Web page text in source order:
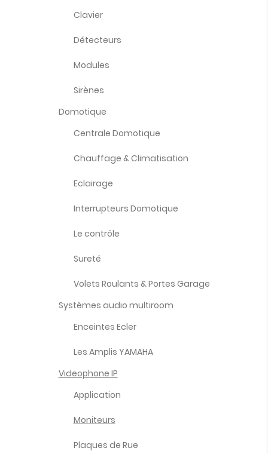
Clavier
Détecteurs
Modules
Sirènes
Domotique
Centrale Domotique
Chauffage & Climatisation
Eclairage
Interrupteurs Domotique
Le contrôle
Sureté
Volets Roulants & Portes Garage
Systèmes audio multiroom
Enceintes Ecler
Les Amplis YAMAHA
Videophone IP
Application
Moniteurs
Plaques de Rue